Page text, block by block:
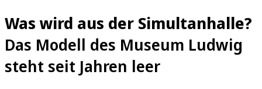
Was wird aus der Simultanhalle?
Das Modell des Museum Ludwig
steht seit Jahren leer